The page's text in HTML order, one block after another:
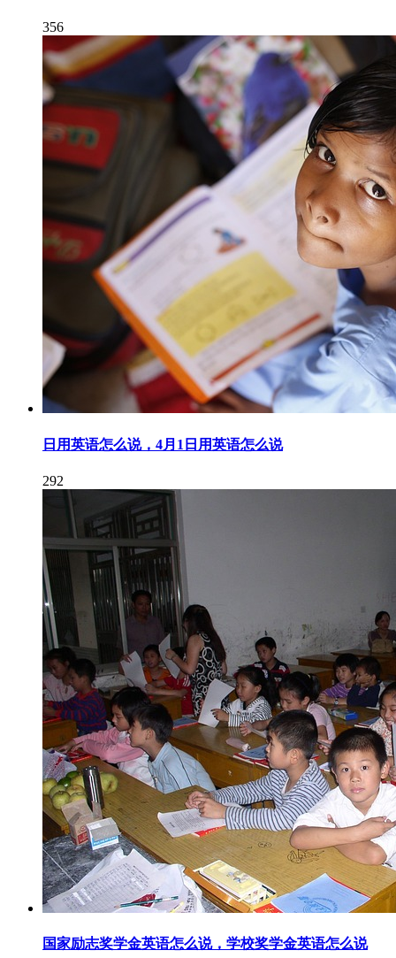
356
日用英语怎么说，4月1日用英语怎么说
292
国家励志奖学金英语怎么说，学校奖学金英语怎么说